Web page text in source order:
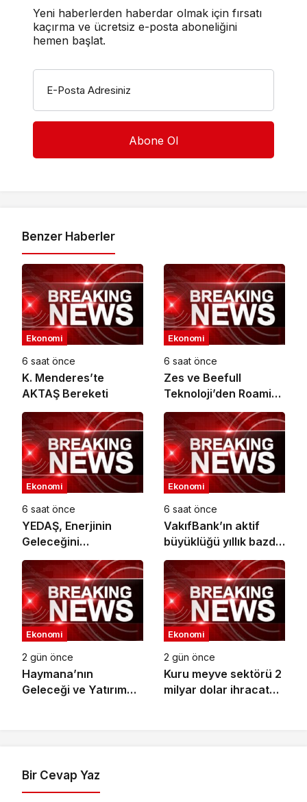
Yeni haberlerden haberdar olmak için fırsatı
kaçırma ve ücretsiz e-posta aboneliğini
hemen başlat.
E-Posta Adresiniz
Benzer Haberler
Ekonomi
6 saat önce
K. Menderes’te
AKTAŞ Bereketi
Ekonomi
6 saat önce
Zes ve Beefull
Teknoloji’den Roaming
İş Birliği
Ekonomi
6 saat önce
YEDAŞ, Enerjinin
Geleceğini
Şekillendirecek Genç
Yetenekleri Arıyor
Ekonomi
6 saat önce
VakıfBank’ın aktif
büyüklüğü yıllık bazda
yüzde 28 artışla 5,8
trilyon TL’yi aştı
Ekonomi
2 gün önce
Haymana’nın
Geleceği ve Yatırım
Ekonomi
2 gün önce
Kuru meyve sektörü 2
milyar dolar ihracat
Bir Cevap Yaz